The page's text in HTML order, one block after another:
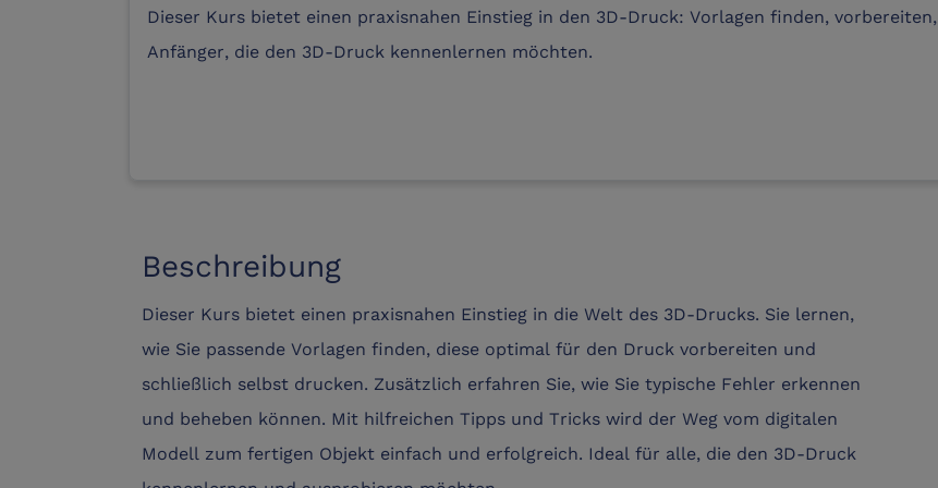
Dieser Kurs bietet einen praxisnahen Einstieg in den 3D-Druck: Vorlagen finden,
Anfänger, die den 3D-Druck kennenlernen möchten.
Beschreibung
Dieser Kurs bietet einen praxisnahen Einstieg in die Welt des 3D-Drucks. Sie lernen,
wie Sie passende Vorlagen finden, diese optimal für den Druck vorbereiten und
schließlich selbst drucken. Zusätzlich erfahren Sie, wie Sie typische Fehler erkennen
und beheben können. Mit hilfreichen Tipps und Tricks wird der Weg vom digitalen
Modell zum fertigen Objekt einfach und erfolgreich. Ideal für alle, die den 3D-Druck